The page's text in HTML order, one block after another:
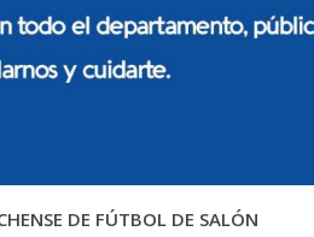
DE FÚTBOL DE SALÓN